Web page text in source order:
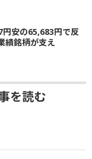
円安の65,683円で反
績銘柄が支え
を読む